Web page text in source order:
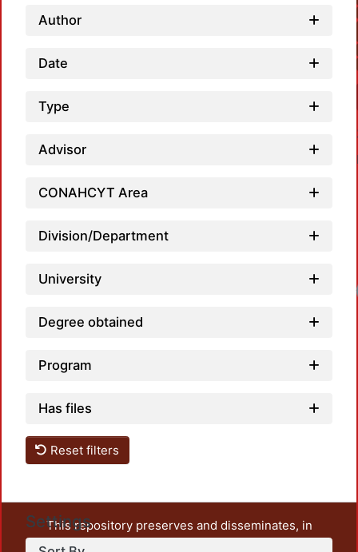
Author
Date
Type
Advisor
CONAHCYT Area
Division/Department
University
Degree obtained
Program
Has files
Reset filters
Settings
This repository preserves and disseminates, in
unrestricted open access, the teaching and research